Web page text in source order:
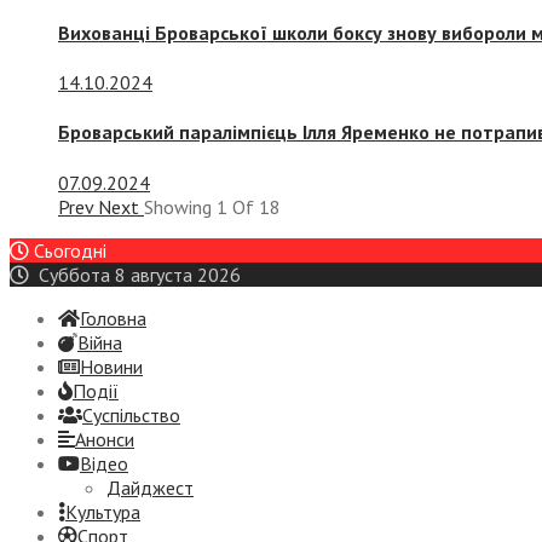
Вихованці Броварської школи боксу знову вибороли
14.10.2024
Броварський паралімпієць Ілля Яременко не
07.09.2024
Prev Next Showing 1 Of 18
Сьогодні
Суббота 8 августа 2026
Головна
Війна
Новини
Події
Суспiльство
Анонси
Відео
Дайджест
Культура
Спорт